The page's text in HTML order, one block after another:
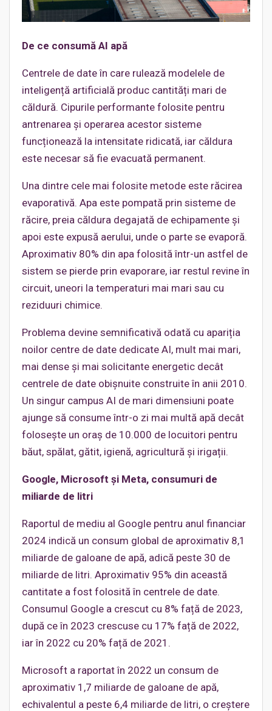
De ce consumă AI apă
Centrele de date în care rulează modelele de
inteligență artificială produc cantități mari de
căldură. Cipurile performante folosite pentru
antrenarea și operarea acestor sisteme
funcționează la intensitate ridicată, iar căldura
este necesar să fie evacuată permanent.
Una dintre cele mai folosite metode este răcirea
evaporativă. Apa este pompată prin sisteme de
răcire, preia căldura degajată de echipamente și
apoi este expusă aerului, unde o parte se evaporă.
Aproximativ 80% din apa folosită într-un astfel de
sistem se pierde prin evaporare, iar restul revine în
circuit, uneori la temperaturi mai mari sau cu
reziduuri chimice.
Problema devine semnificativă odată cu apariția
noilor centre de date dedicate AI, mult mai mari,
mai dense și mai solicitante energetic decât
centrele de date obișnuite construite în anii 2010.
Un singur campus AI de mari dimensiuni poate
ajunge să consume într-o zi mai multă apă decât
folosește un oraș de 10.000 de locuitori pentru
băut, spălat, gătit, igienă, agricultură și irigații.
Google, Microsoft și Meta, consumuri de
miliarde de litri
Raportul de mediu al Google pentru anul financiar
2024 indică un consum global de aproximativ 8,1
miliarde de galoane de apă, adică peste 30 de
miliarde de litri. Aproximativ 95% din această
cantitate a fost folosită în centrele de date.
Consumul Google a crescut cu 8% față de 2023,
după ce în 2023 crescuse cu 17% față de 2022,
iar în 2022 cu 20% față de 2021.
Microsoft a raportat în 2022 un consum de
aproximativ 1,7 miliarde de galoane de apă,
echivalentul a peste 6,4 miliarde de litri, o creștere